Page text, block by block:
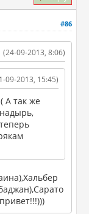
#86
(24-09-2013, 8:06)
09-2013, 15:45)
А так же